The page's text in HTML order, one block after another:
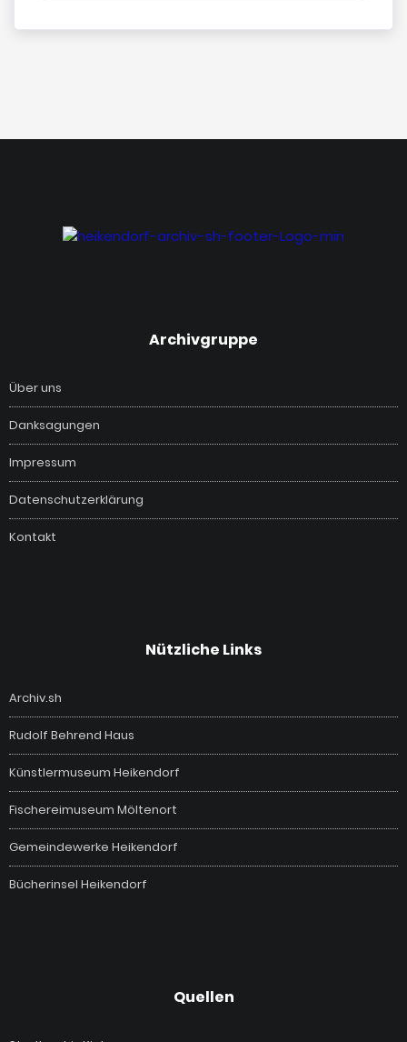
‎Archivgruppe
Über uns
Danksagungen
Impressum
Datenschutzerklärung
Kontakt
Nützliche Links
Archiv.sh
Rudolf Behrend Haus
Künstlermuseum Heikendorf
Fischereimuseum Möltenort
Gemeindewerke Heikendorf
Bücherinsel Heikendorf
Quellen